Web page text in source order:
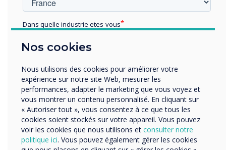
Les deux entreprises continueront de
formations et aux actions marketing conjointes
afin d'accompagner leurs clients en Autriche.
veuillez consulterle site www.clevertouch.com
Pour plus d'informations sur Klausner,
consultezle site www.klausner.at
Nos cookies
Nous utilisons des cookies pour améliorer votre
expérience sur notre site Web, mesurer les
performances, adapter le marketing que vous voyez et
vous montrer un contenu personnalisé. En cliquant sur
« Autoriser tout », vous consentez à ce que tous les
cookies soient stockés sur votre appareil. Vous pouvez
voir les cookies que nous utilisons et consulter notre
politique ici. Vous pouvez également gérer les cookies
Dans quelle industrie etes-vous
Enterprise
Organisation Name
Nous aimerions vous contacter au sujet de nos produits
et services par e-mail, téléphone ou courrier.
J'accepte de recevoir des communications de